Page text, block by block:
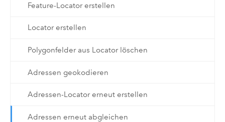
Feature-Locator erstellen
Locator erstellen
Polygonfelder aus Locator löschen
Adressen geokodieren
Adressen-Locator erneut erstellen
Adressen erneut abgleichen